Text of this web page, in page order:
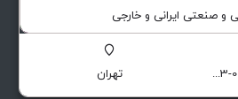
و صنعتی ایرانی و خارجی
09129174551-09129174503-02186058172-07136416327 تهران